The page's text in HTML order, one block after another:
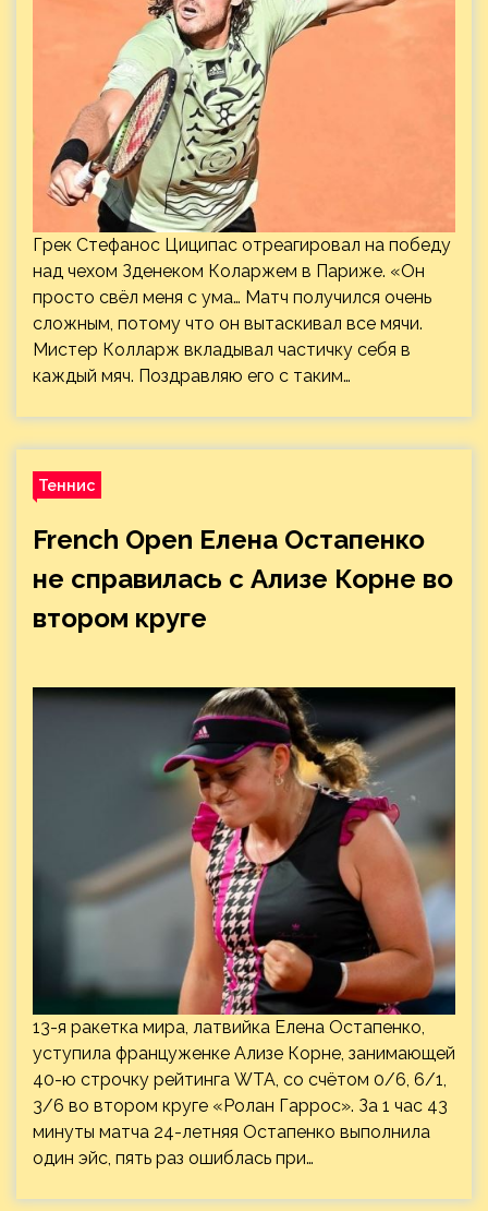
Грек Стефанос Циципас отреагировал на победу
над чехом Зденеком Коларжем в Париже. «Он
просто свёл меня с ума… Матч получился очень
сложным, потому что он вытаскивал все мячи.
Мистер Колларж вкладывал частичку себя в
каждый мяч. Поздравляю его с таким…
Теннис
French Open Елена Остапенко
не справилась с Ализе Корне во
втором круге
13-я ракетка мира, латвийка Елена Остапенко,
уступила француженке Ализе Корне, занимающей
40-ю строчку рейтинга WTA, со счётом 0/6, 6/1,
3/6 во втором круге «Ролан Гаррос». За 1 час 43
минуты матча 24-летняя Остапенко выполнила
один эйс, пять раз ошиблась при…